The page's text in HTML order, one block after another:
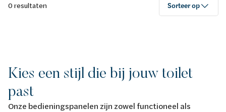
0 resultaten Sorteer op
Kies een stijl die bij jouw toilet
past
Onze bedieningspanelen zijn zowel functioneel als